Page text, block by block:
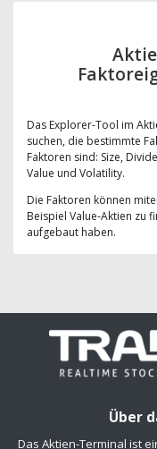
Das Explorer-Tool im
suchen, die bestimmte
Faktoren sind: Size,
Value und Volatility.
Die Faktoren können
Beispiel Value-Aktien zu
aufgebaut haben.
Über
Das Aktien-Terminal ist